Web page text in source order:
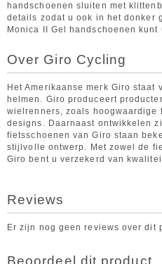
handschoenen sluiten met
details zodat u ook in het donker
Monica II Gel handschoenen
Over Giro Cycling
Het Amerikaanse merk Giro
helmen. Giro produceert
wielrenners, zoals hoogwaardige
designs. Daarnaast ontwikkelen
fietsschoenen van Giro staan
stijlvolle ontwerp. Met zowel de
Giro bent u verzekerd van
Reviews
Er zijn nog geen reviews over dit
Beoordeel dit product